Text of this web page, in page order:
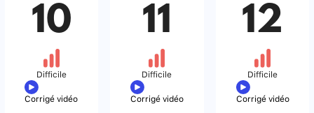
10
Difficile
Corrigé vidéo
11
Difficile
Corrigé vidéo
12
Difficile
Corrigé vidéo